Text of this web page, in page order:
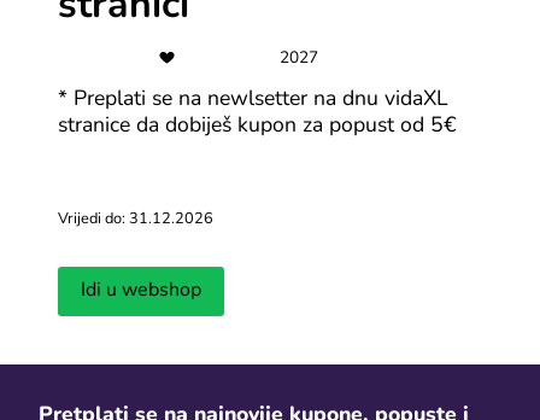
Svi Adrialece.hr kuponi
Najnoviji članci
Carinske
2027
* Preplati se na newlsetter na dnu vidaXL
stranice da dobiješ kupon za popust od 5€
Vrijedi do: 31.12.2026
Idi u webshop